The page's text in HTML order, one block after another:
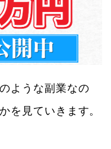
ような副業なの
を見ていきます。